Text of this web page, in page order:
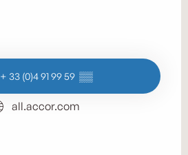
+ 33 (0)4 91 99 59 ▒▒
all.accor.com